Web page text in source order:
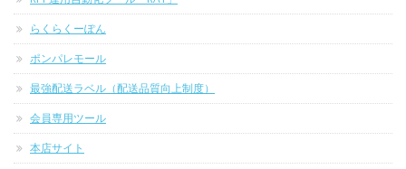
らくらくーぽん
ポンパレモール
最強配送ラベル（配送品質向上制度）
会員専用ツール
本店サイト